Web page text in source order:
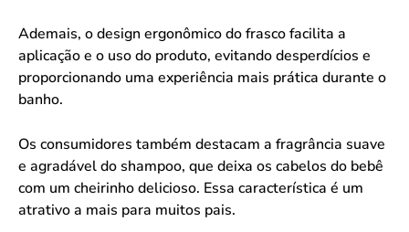
Ademais, o design ergonômico do frasco facilita a
aplicação e o uso do produto, evitando desperdícios e
proporcionando uma experiência mais prática durante o
banho.
Os consumidores também destacam a fragrância suave
e agradável do shampoo, que deixa os cabelos do bebê
com um cheirinho delicioso. Essa característica é um
atrativo a mais para muitos pais.